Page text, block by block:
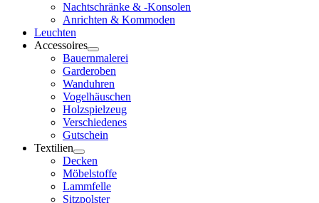
Nachtschränke & -Konsolen
Anrichten & Kommoden
Leuchten
Accessoires
Bauernmalerei
Garderoben
Wanduhren
Vogelhäuschen
Holzspielzeug
Verschiedenes
Gutschein
Textilien
Decken
Möbelstoffe
Lammfelle
Sitzpolster